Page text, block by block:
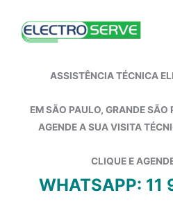
ASSISTÊNCIA TÉCNICA
EM SÃO PAULO, GRANDE
AGENDE A SUA VISITA
CLIQUE E
WHATSAPP: